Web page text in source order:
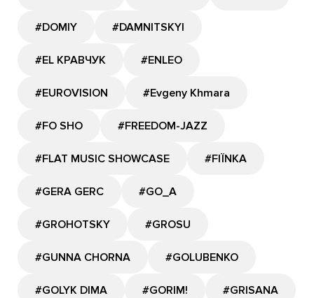
#DOMIY #DAMNITSKYI
#EL КРАВЧУК #ENLEO
#EUROVISION #Evgeny Khmara
#FO SHO #FREEDOM-JAZZ
#FLAT MUSIC SHOWCASE #FIЇNKA
#GERA GERC #GО_A
#GROHOTSKY #GROSU
#GUNNA CHORNA #GOLUBENKO
#GOLYK DIMA #GORIM! #GRISANA